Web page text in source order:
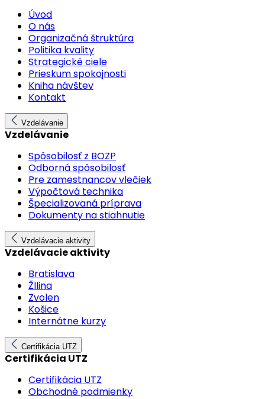
Úvod
O nás
Organizačná štruktúra
Politika kvality
Strategické ciele
Prieskum spokojnosti
Kniha návštev
Kontakt
Vzdelávanie
Vzdelávanie
Spôsobilosť z BOZP
Odborná spôsobilosť
Pre zamestnancov vlečiek
Výpočtová technika
Špecializovaná príprava
Dokumenty na stiahnutie
Vzdelávacie aktivity
Vzdelávacie aktivity
Bratislava
ŽIlina
Zvolen
Košice
Internátne kurzy
Certifikácia UTZ
Certifikácia UTZ
Certifikácia UTZ
Obchodné podmienky